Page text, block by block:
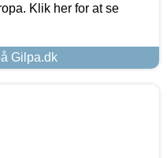
Klik her for at se
Gilpa.dk